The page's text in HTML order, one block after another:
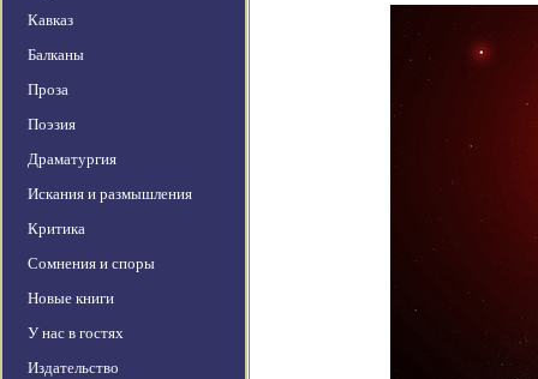
Кавказ
Балканы
Проза
Поэзия
Драматургия
Искания и размышления
Критика
Сомнения и споры
Новые книги
У нас в гостях
Издательство